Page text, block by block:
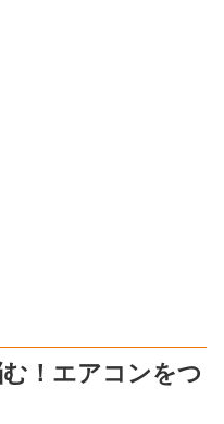
！エアコンをつ